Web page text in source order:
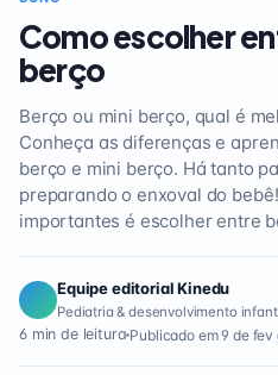
Como escolher
berço
Berço ou mini berço, qual é
Conheça as diferenças e
berço e mini berço. Há tanto
preparando o enxoval do
importantes é escolher entre
Equipe editorial Kinedu
Pediatria & desenvolvimento
6 min de leitura Publicado em 9 de fev